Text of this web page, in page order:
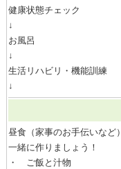
健康状態チェック
↓
お風呂
↓
生活リハビリ・機能訓練
↓
昼食（家事のお手伝いなど）
一緒に作りましょう！
・ ご飯と汁物